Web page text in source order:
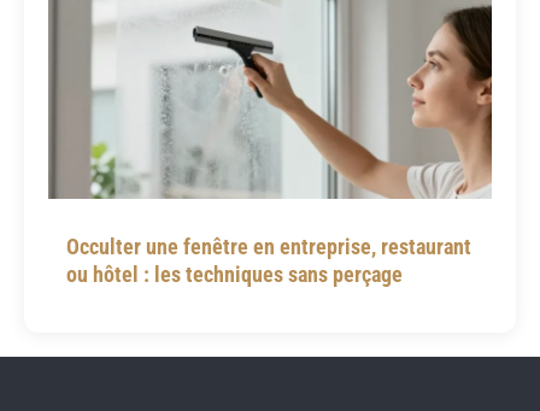
Occulter une fenêtre en entreprise, restaurant
ou hôtel : les techniques sans perçage